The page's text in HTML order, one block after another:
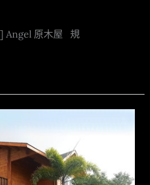
Angel 原木屋 規